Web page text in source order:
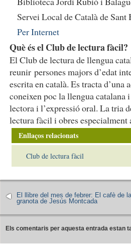
Servei Local de Català de
Per Internet
Què és el Club de lectura fàcil?
El Club de lectura de llengua
reunir persones majors d’edat
escrita en català. Es tracta d’una
coneixen poc la llengua
lectora i l’expressió oral. La tria
lectura fàcil i obres especialment
Enllaços relacionats
Club de lectura fàcil
El llibre del mes de febrer: El cafè de la
granota de Jesús Montcada
Els comentaris per aquesta entrada estan